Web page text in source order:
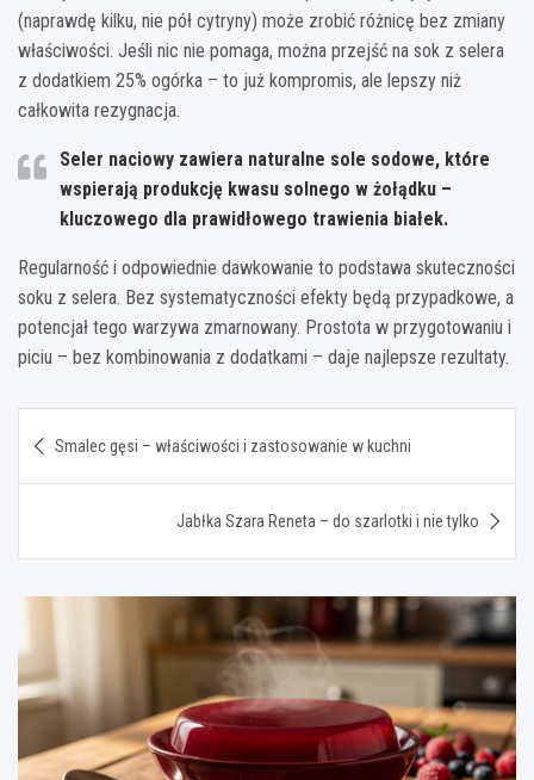
(naprawdę kilku, nie pół cytryny) może zrobić różnicę bez zmiany
właściwości. Jeśli nic nie pomaga, można przejść na sok z selera
z dodatkiem 25% ogórka – to już kompromis, ale lepszy niż
całkowita rezygnacja.
Seler naciowy zawiera naturalne sole sodowe, które
wspierają produkcję kwasu solnego w żołądku –
kluczowego dla prawidłowego trawienia białek.
Regularność i odpowiednie dawkowanie to podstawa skuteczności
soku z selera. Bez systematyczności efekty będą przypadkowe, a
potencjał tego warzywa zmarnowany. Prostota w przygotowaniu i
piciu – bez kombinowania z dodatkami – daje najlepsze rezultaty.
wpisu
Smalec gęsi – właściwości i zastosowanie w kuchni
Jabłka Szara Reneta – do szarlotki i nie tylko